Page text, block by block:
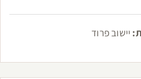
יישוב פרוד